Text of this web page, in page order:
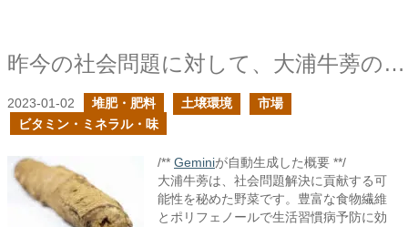
昨今の社会問題に対して、大浦牛蒡の持つ可能性に期待する
2023-01-02 堆肥・肥料 土壌環境
市場
ビタミン・ミネラル・味
/** Geminiが自動生成した概要 **/
大浦牛蒡は、社会問題解決に貢献する可
能性を秘めた野菜です。豊富な食物繊維
とポリフェノールで生活習慣病予防に効